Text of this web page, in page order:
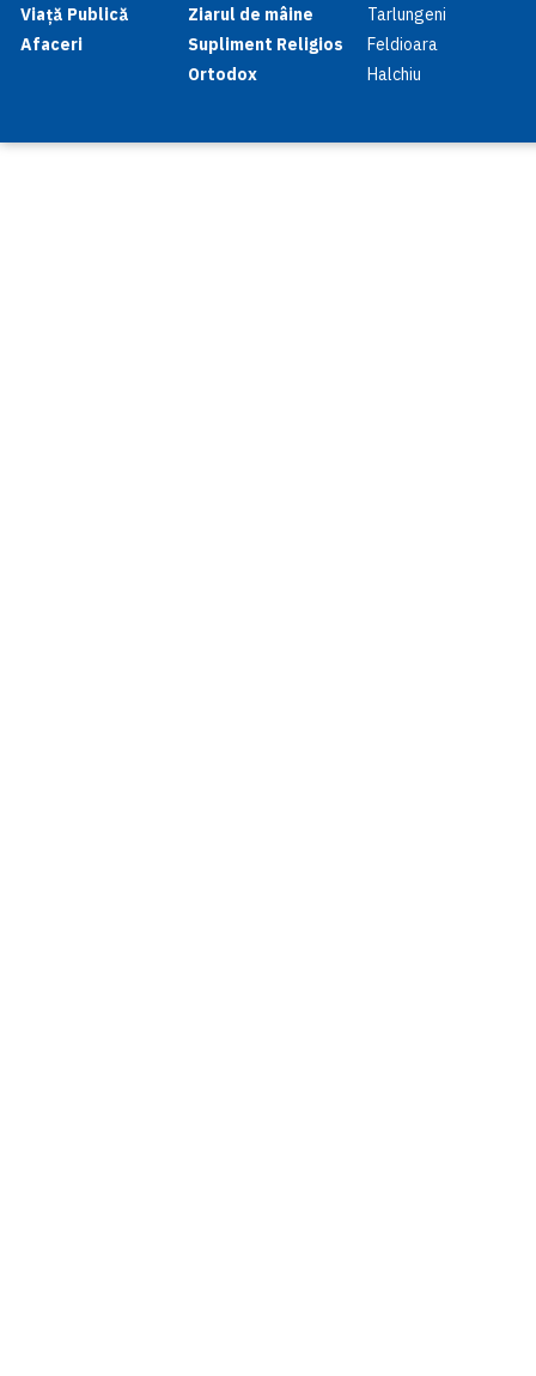
Viață Publică
Afaceri
Ziarul de mâine
Supliment Religios
Ortodox
Tarlungeni
Feldioara
Halchiu